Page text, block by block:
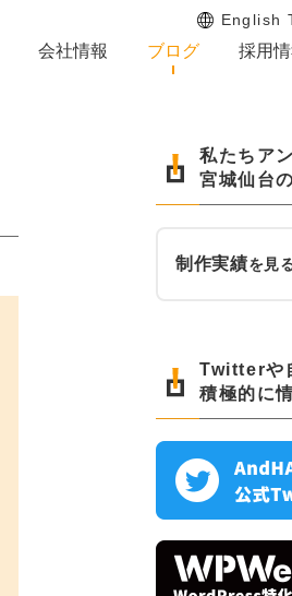
会社情報 ブログ 採用
English
私たちア
宮城仙台
制作実績を見
Twitterや
積極的に